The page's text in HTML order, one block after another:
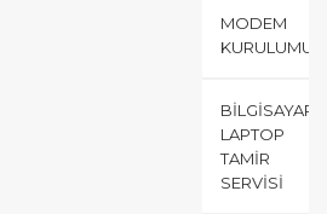
MODEM
KURULUMU
BILGISAYAR
LAPTOP
TAMIR
SERVISI